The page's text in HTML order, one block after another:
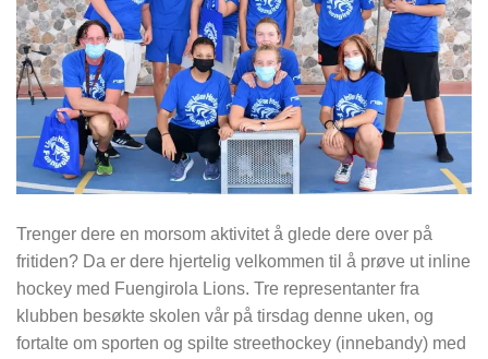
Trenger dere en morsom aktivitet å glede dere over på
fritiden? Da er dere hjertelig velkommen til å prøve ut inline
hockey med Fuengirola Lions. Tre representanter fra
klubben besøkte skolen vår på tirsdag denne uken, og
fortalte om sporten og spilte streethockey (innebandy) med